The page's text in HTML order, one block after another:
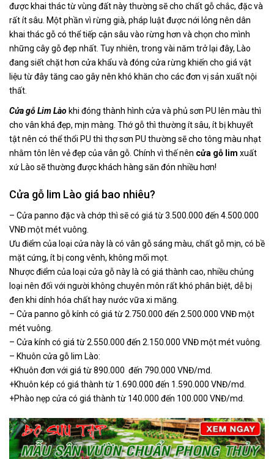
được khai thác từ vùng đất này thường sẽ cho chất gỗ chắc, đặc và
rất ít sâu. Một phần vì rừng già, pháp luật được nới lỏng nên dân
khai thác gỗ có thể tiếp cận sâu vào rừng hơn và chọn cho mình
những cây gỗ đẹp nhất. Tuy nhiên, trong vài năm trở lại đây, Lào
đang siết chặt hơn cửa khẩu và đóng cửa rừng khiến cho giá vật
liệu từ đây tăng cao gây nên khó khăn cho các đơn vị sản xuất nội
thất.
Cửa gỗ Lim Lào khi đóng thành hình cửa và phủ sơn PU lên màu thì
cho vân khá đẹp, mịn màng. Thớ gỗ thì thường ít sâu, ít bị khuyết
tật nên có thể thổi PU thì thợ sơn PU thường sẽ cho tông màu nhạt
nhằm tôn lên vẻ đẹp của vân gỗ. Chính vì thế nên cửa gỗ lim xuất
xứ Lào sẽ thường được khách hàng săn đón nhiều hơn!
Cửa gỗ lim Lào giá bao nhiêu?
– Cửa panno đặc và chớp thì sẽ có giá từ 3.500.000 đến 4.500.000
VNĐ một mét vuông.
Ưu điểm của loại cửa này là có vân gỗ sáng màu, chất gỗ mịn, có bề
mặt cứng, ít bị cong vênh, không mối mọt.
Nhược điểm của loại cửa gỗ này là có giá thành cao, nhiều chủng
loại nên đối với người không chuyên môn rất khó phân biệt, dễ bị
đen khi dính hóa chất hay nước vữa xi măng.
– Cửa panno gỗ kính có giá từ 2.750.000 đến 2.500.000 VNĐ một
mét vuông.
– Cửa kính có giá từ 2.550.000 đến 2.150.000 VNĐ một mét vuông.
– Khuôn cửa gỗ lim Lào:
+Khuôn đơn với giá từ 890.000 đến 790.000 VNĐ/md.
+Khuôn kép có giá thành từ 1.690.000 đến 1.590.000 VNĐ/md.
+Phào nẹp cửa có giá thành từ 140.000 đến 100.000 VNĐ/md.